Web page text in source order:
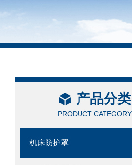
产品分类
PRODUCT CATEGORY
机床防护罩